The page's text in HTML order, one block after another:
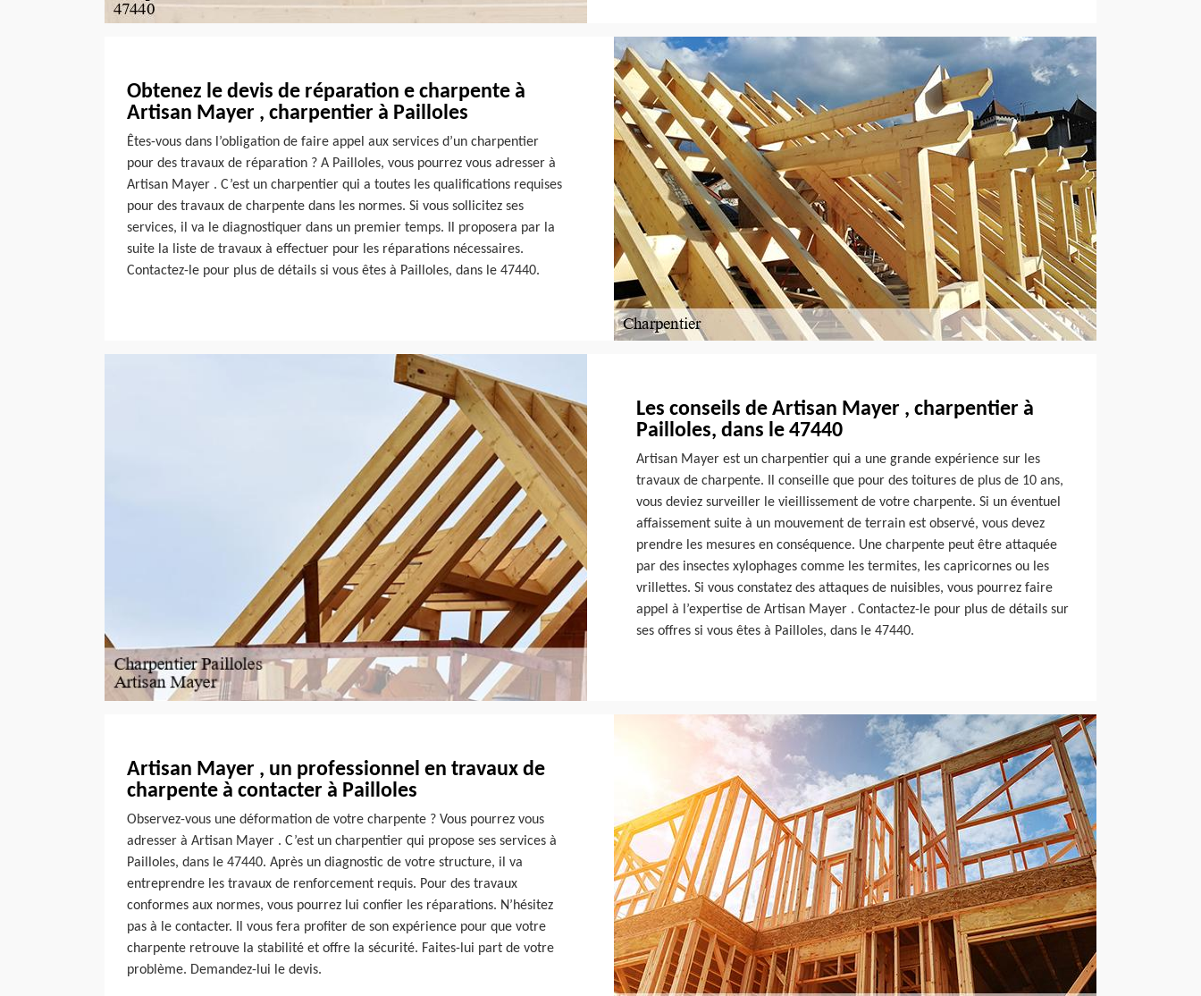
Obtenez le devis de réparation e charpente à
Artisan Mayer , charpentier à Pailloles
Êtes-vous dans l’obligation de faire appel aux services d’un charpentier
pour des travaux de réparation ? A Pailloles, vous pourrez vous adresser à
Artisan Mayer . C’est un charpentier qui a toutes les qualifications requises
pour des travaux de charpente dans les normes. Si vous sollicitez ses
services, il va le diagnostiquer dans un premier temps. Il proposera par la
suite la liste de travaux à effectuer pour les réparations nécessaires.
Contactez-le pour plus de détails si vous êtes à Pailloles, dans le 47440.
Les conseils de Artisan Mayer , charpentier à
Pailloles, dans le 47440
Artisan Mayer est un charpentier qui a une grande expérience sur les
travaux de charpente. Il conseille que pour des toitures de plus de 10 ans,
vous deviez surveiller le vieillissement de votre charpente. Si un éventuel
affaissement suite à un mouvement de terrain est observé, vous devez
prendre les mesures en conséquence. Une charpente peut être attaquée
par des insectes xylophages comme les termites, les capricornes ou les
vrillettes. Si vous constatez des attaques de nuisibles, vous pourrez faire
appel à l’expertise de Artisan Mayer . Contactez-le pour plus de détails sur
ses offres si vous êtes à Pailloles, dans le 47440.
Artisan Mayer , un professionnel en travaux de
charpente à contacter à Pailloles
Observez-vous une déformation de votre charpente ? Vous pourrez vous
adresser à Artisan Mayer . C’est un charpentier qui propose ses services à
Pailloles, dans le 47440. Après un diagnostic de votre structure, il va
entreprendre les travaux de renforcement requis. Pour des travaux
conformes aux normes, vous pourrez lui confier les réparations. N’hésitez
pas à le contacter. Il vous fera profiter de son expérience pour que votre
charpente retrouve la stabilité et offre la sécurité. Faites-lui part de votre
problème. Demandez-lui le devis.